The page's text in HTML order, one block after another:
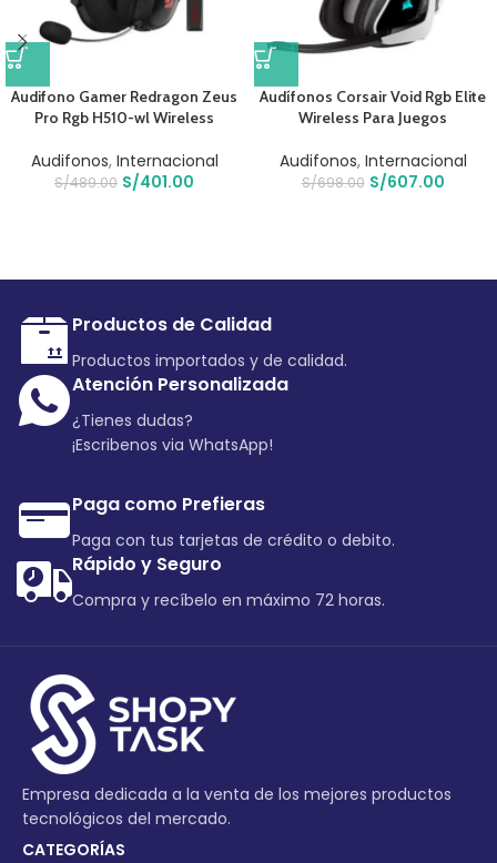
Audifono Gamer Redragon Zeus
Pro Rgb H510-wl Wireless
Audifonos, Internacional
S/489.00 S/401.00
Audífonos Corsair Void Rgb Elite
Wireless Para Juegos
Audifonos, Internacional
S/698.00 S/607.00
Productos de Calidad
Productos importados y de calidad.
Atención Personalizada
¿Tienes dudas?
¡Escribenos via WhatsApp!
Paga como Prefieras
Paga con tus tarjetas de crédito o debito.
Rápido y Seguro
Compra y recíbelo en máximo 72 horas.
Empresa dedicada a la venta de los mejores productos
tecnológicos del mercado.
CATEGORÍAS